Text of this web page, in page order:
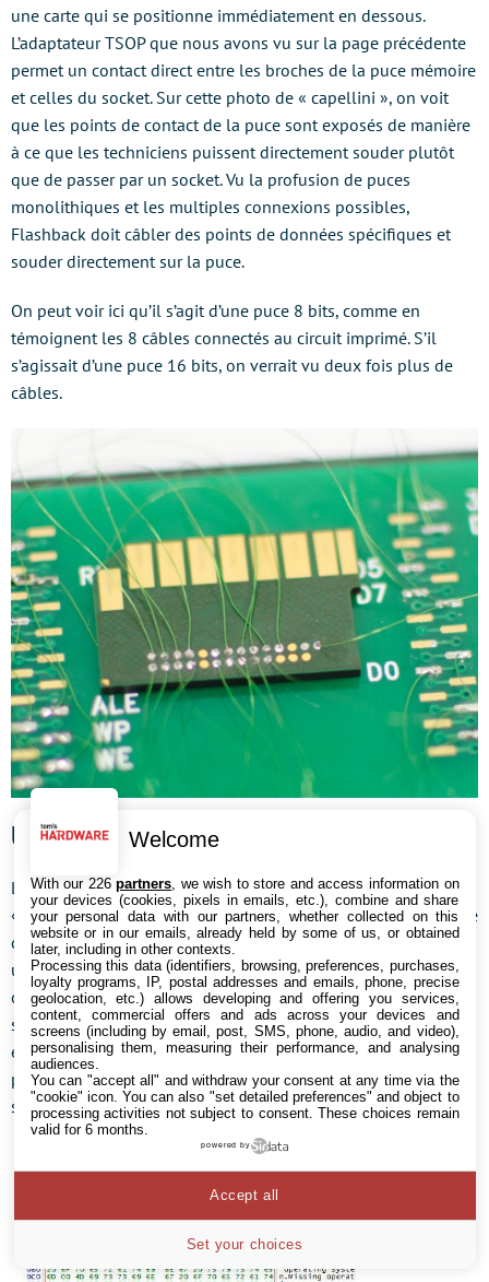
une carte qui se positionne immédiatement en dessous.
L’adaptateur TSOP que nous avons vu sur la page précédente
permet un contact direct entre les broches de la puce mémoire
et celles du socket. Sur cette photo de « capellini », on voit
que les points de contact de la puce sont exposés de manière
à ce que les techniciens puissent directement souder plutôt
que de passer par un socket. Vu la profusion de puces
monolithiques et les multiples connexions possibles,
Flashback doit câbler des points de données spécifiques et
souder directement sur la puce.
On peut voir ici qu’il s’agit d’une puce 8 bits, comme en
témoignent les 8 câbles connectés au circuit imprimé. S’il
s’agissait d’une puce 16 bits, on verrait vu deux fois plus de
câbles.
Un câblage minutieux
Le câblage des puces monolithiques suit l’approche
« capellini » décrite sur la page précédente : si le câblage varie
d’un modèle à l’autre, chaque point de contact correspond à
une fonctionnalité bien définie. Pour prendre un exemple
concret, le point situé complètement à droite de la rangée
supérieure correspond à l’alimentation 3,3 Volts. Lorsque l’on
examine ce processus, on commence à comprendre à quel
point l’extraction des données à partir de puces mémoire peut
se révéler chronophage.
Welcome
With our 226partners , we wish to store and access information on
your devices (cookies, pixels in emails, etc.), combine and share
your personal data with our partners, whether collected on this
website or in our emails, already held by some of us, or obtained
later, including in other contexts.
Processing this data (identifiers, browsing, preferences, purchases,
loyalty programs, IP, postal addresses and emails, phone, precise
geolocation, etc.) allows developing and offering you services,
content, commercial offers and ads across your devices and
screens (including by email, post, SMS, phone, audio, and video),
personalising them, measuring their performance, and analysing
audiences.
You can "accept all" and withdraw your consent at any time via the
"cookie" icon. You can also "set detailed preferences" and object to
processing activities not subject to consent. These choices remain
valid for 6 months.
powered by
Set your choices
Accept all